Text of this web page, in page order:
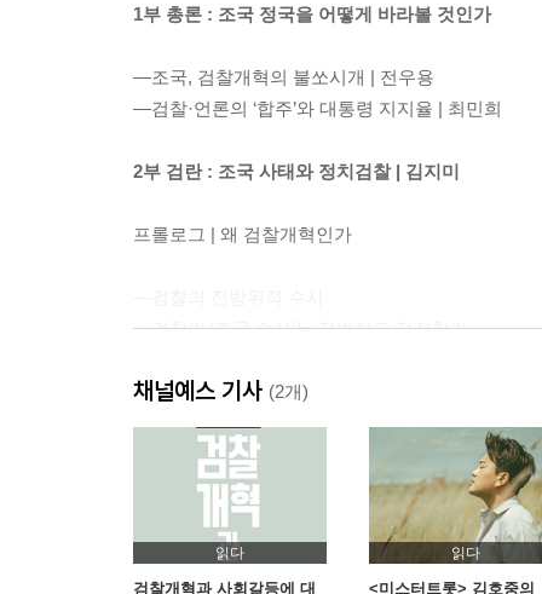
1부 총론 : 조국 정국을 어떻게 바라볼 것인가
―조국, 검찰개혁의 불쏘시개 | 전우용
―검찰·언론의 ‘합주’와 대통령 지지율 | 최민희
2부 검란 : 조국 사태와 정치검찰 | 김지미
프롤로그 | 왜 검찰개혁인가
―검찰의 ‘조국 수사’는 적법하고 적정한가
에필로그 | 검찰개혁의 필요성과 방향
3부 언란 : 조국 사태와 언론
프롤로그 | 언론자유는 상승, 신뢰는 추락
채널예스 기사 (2개)
읽다
검찰개혁과 사회갈등에 대
읽다
<미스터트롯> 김호중의